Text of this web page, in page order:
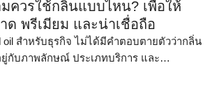
ควรใช้กลิ่นแบบไหน? เพื่อให้
ด พรีเมียม และน่าเชื่อถือ
oil สำหรับธุรกิจ ไม่ได้มีคำตอบตายตัวว่ากลิ่น
กับภาพลักษณ์ ประเภทบริการ และ
รให้ลูกค้ารับรู้